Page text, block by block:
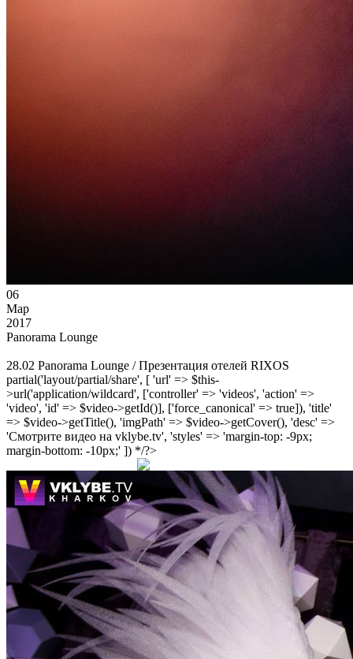
06
Мар
2017
Panorama Lounge
28.02 Panorama Lounge / Презентация отелей RIXOS
partial('layout/partial/share', [ 'url' => $this-
>url('application/wildcard', ['controller' => 'videos', 'action' =>
'video', 'id' => $video->getId()], ['force_canonical' => true]), 'title'
=> $video->getTitle(), 'imgPath' => $video->getCover(), 'desc' =>
'Смотрите видео на vklybe.tv', 'styles' => 'margin-top: -9px;
margin-bottom: -10px;' ]) */?>